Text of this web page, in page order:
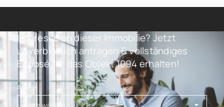
Interesse an dieser Immobilie? Jetzt
unverbindlich anfragen & vollständiges
Exposé für das Objekt 1094 erhalten!
Anrede